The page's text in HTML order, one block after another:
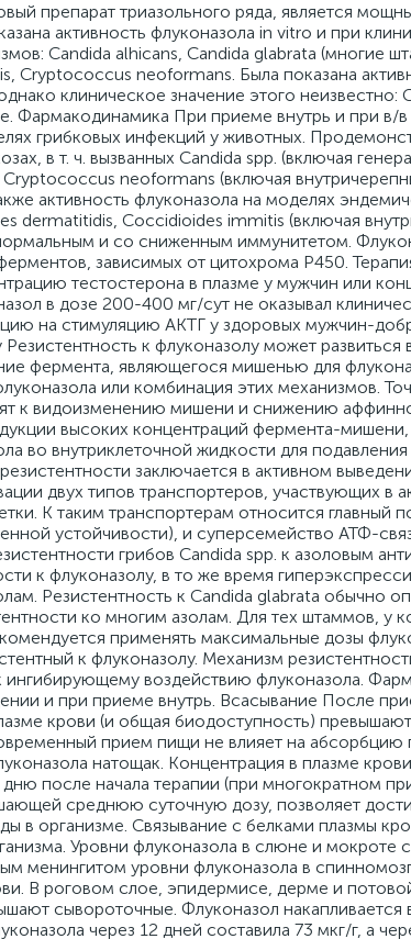
препарат триазольного ряда, является
активность флуконазола in vitro и при
Candida alhicans, Candida glabrata (многие
Cryptococcus neoformans. Была показана
клиническое значение этого неизвестно:
Фармакодинамика При приеме внутрь и при в/
грибковых инфекций у животных.
в т. ч. вызванных Candida spp. (включая
neoformans (включая
активность флуконазола на моделях
dermatitidis, Coccidioides immitis (включая
и со сниженным иммунитетом.
зависимых от цитохрома P450.
тестостерона в плазме у мужчин или
в дозе 200-400 мг/сут не оказывал
на стимуляцию АКТГ у здоровых мужчин-
к флуконазолу может
фермента, являющегося мишенью для
или комбинация этих механизмов.
к видоизменению мишени и снижению
высоких концентраций фермента-мишени,
во внутриклеточной жидкости для
заключается в активном
двух типов транспортеров, участвующих в
К таким транспортерам относится главный
устойчивости), и суперсемейство АТФ-
грибов Candida spp. к азоловым
к флуконазолу, в то же время
Резистентность к Candida glabrata обычно
ко многим азолам. Для тех штаммов, у
применять максимальные дозы
к флуконазолу. Механизм
воздействию флуконазола.
и при приеме внутрь. Всасывание После
крови (и общая биодоступность)
прием пищи не влияет на абсорбцию
натощак. Концентрация в плазме
после начала терапии (при многократном
среднюю суточную дозу, позволяет
организме. Связывание с белками плазмы
Уровни флуконазола в слюне и мокроте
менингитом уровни флуконазола в
В роговом слое, эпидермисе, дерме и
сывороточные. Флуконазол накапливается
через 12 дней составила 73 мкг/г, а